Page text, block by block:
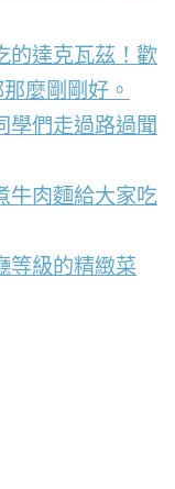
的達克瓦茲！歡
麼剛剛好。
學們走過路過聞
牛肉麵給大家吃
等級的精緻菜